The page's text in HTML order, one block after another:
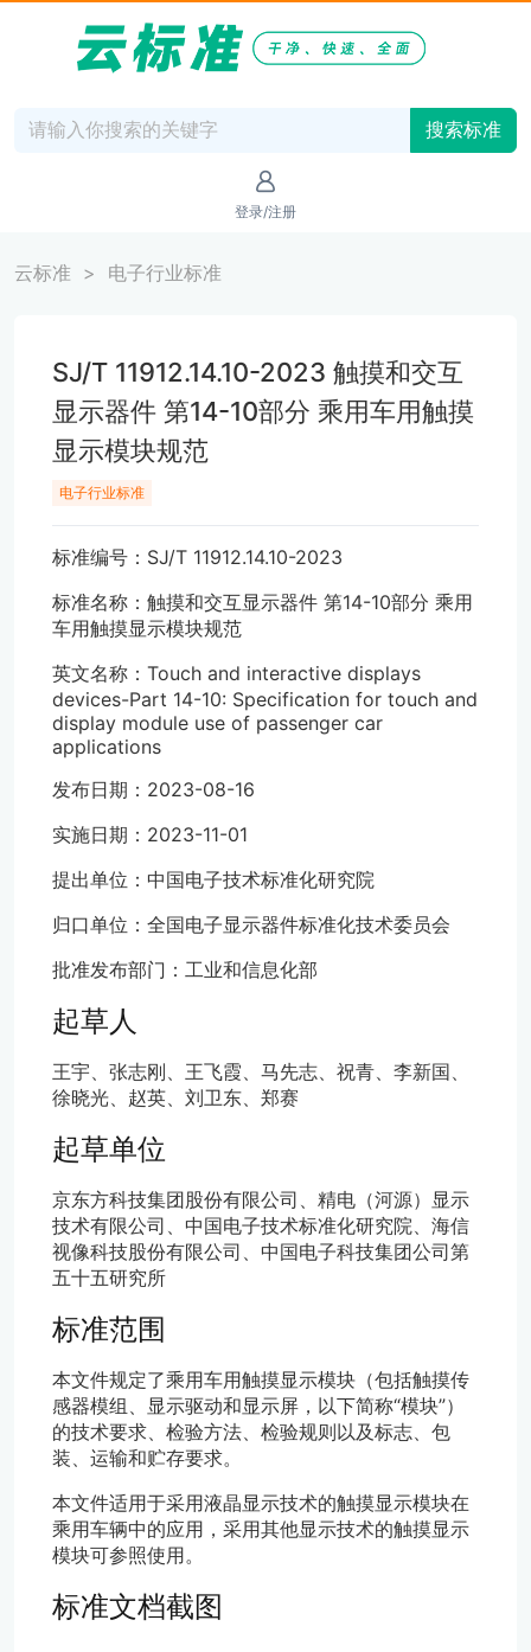
搜索标准
登录/注册
云标准 电子行业标准
SJ/T 11912.14.10-2023 触摸和交互
显示器件 第14-10部分 乘用车用触摸
显示模块规范
电子行业标准
标准编号：SJ/T 11912.14.10-2023
标准名称：触摸和交互显示器件 第14-10部分 乘用
车用触摸显示模块规范
英文名称：Touch and interactive displays
devices-Part 14-10: Specification for touch and
display module use of passenger car
applications
发布日期：2023-08-16
实施日期：2023-11-01
提出单位：中国电子技术标准化研究院
归口单位：全国电子显示器件标准化技术委员会
批准发布部门：工业和信息化部
起草人
王宇、张志刚、王飞霞、马先志、祝青、李新国、
徐晓光、赵英、刘卫东、郑赛
起草单位
京东方科技集团股份有限公司、精电（河源）显示
技术有限公司、中国电子技术标准化研究院、海信
视像科技股份有限公司、中国电子科技集团公司第
五十五研究所
标准范围
本文件规定了乘用车用触摸显示模块（包括触摸传
感器模组、显示驱动和显示屏，以下简称“模块”）
的技术要求、检验方法、检验规则以及标志、包
装、运输和贮存要求。
本文件适用于采用液晶显示技术的触摸显示模块在
乘用车辆中的应用，采用其他显示技术的触摸显示
模块可参照使用。
标准文档截图